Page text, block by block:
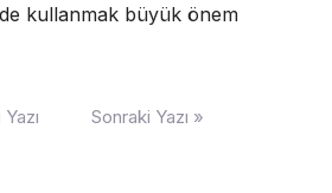
kullanmak büyük önem
Sonraki Yazı »